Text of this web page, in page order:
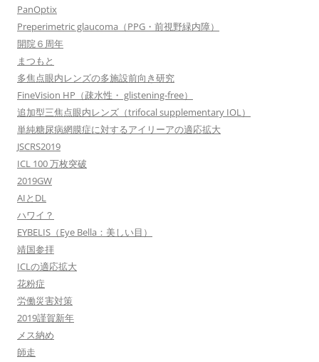
PanOptix
Preperimetric glaucoma（PPG・前視野緑内障）
開院６周年
まつもと
多焦点眼内レンズの多施設前向き研究
FineVision HP（疎水性・ glistening-free）
追加型三焦点眼内レンズ（trifocal supplementary IOL）
単純糖尿病網膜症に対するアイリーアの適応拡大
JSCRS2019
ICL 100 万枚突破
2019GW
AIとDL
ハワイ？
EYBELIS（Eye Bella：美しい目）
靖国参拝
ICLの適応拡大
花粉症
労働災害対策
2019謹賀新年
メス納め
師走